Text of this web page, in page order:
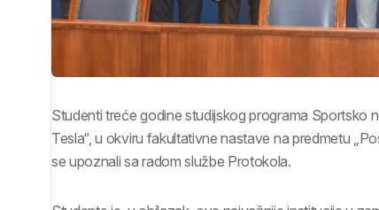
Studenti treće godine studijskog programa Sportsko
Tesla“, u okviru fakultativne nastave na predmetu
se upoznali sa radom službe Protokola.